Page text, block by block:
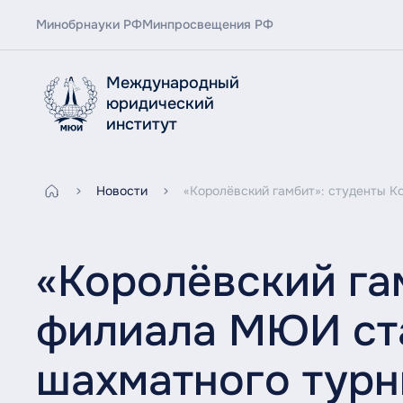
Минобрнауки РФМинпросвещения РФ
Международный
юридический
институт
Новости «Королёвский гамбит»: студенты
«Королёвский
филиала МЮИ
шахматного